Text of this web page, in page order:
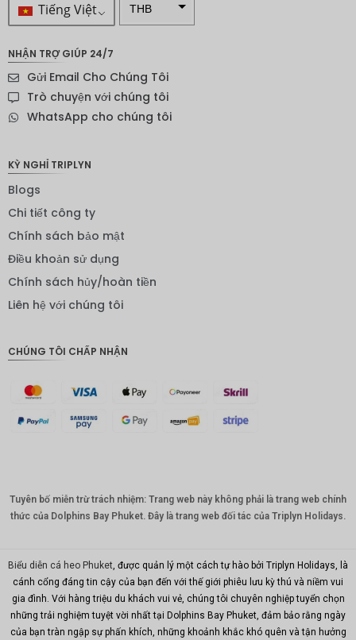
Tiếng Việt THB
Đô la
New
Zealand
IDR
CHF
CAD
Nhân
dân tệ
MYR
PHP
Hồng
NHẬN TRỢ GIÚP 24/7
Gửi Email Cho Chúng Tôi
Trò chuyện với chúng tôi
WhatsApp cho chúng tôi
KỲ NGHỈ TRIPLYN
Blogs
Chi tiết công ty
Chính sách bảo mật
Điều khoản sử dụng
Chính sách hủy/hoàn tiền
Liên hệ với chúng tôi
CHÚNG TÔI CHẤP NHẬN
Tuyên bố miễn trừ trách nhiệm: Trang web này không phải là trang web chính
thức của Dolphins Bay Phuket. Đây là trang web đối tác của Triplyn Holidays.
Biểu diễn cá heo Phuket , được quản lý một cách tự hào bởi Triplyn Holidays, là
cánh cổng đáng tin cậy của bạn đến với thế giới phiêu lưu kỳ thú và niềm vui
gia đình. Với hàng triệu du khách vui vẻ, chúng tôi chuyên nghiệp tuyển chọn
những trải nghiệm tuyệt vời nhất tại Dolphins Bay Phuket, đảm bảo rằng ngày
của bạn tràn ngập sự phấn khích, những khoảnh khắc khó quên và tận hưởng